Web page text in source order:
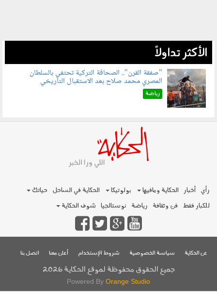
الأكثر تداولاً
070801.jpg
"صفقة القرن".. الصحافة التركية تحتفي بالسلطان
المصري محمد صلاح بعد الاستقبال التاريخي
رياضة
رأي أخبار الحكاية ومافيها بولوتيكا الحكاية في الساحل
حياتك
للكبار فقط فن وثقافة رياضة نوستالجيا شوف الحكاية
عن الحكاية سياسة الخصوصية شروط الإستخدام أعلن معنا اتصل بنا
جميع الحقوق محفوظة لموقع الحكاية 2026
Powered By Orange Studio